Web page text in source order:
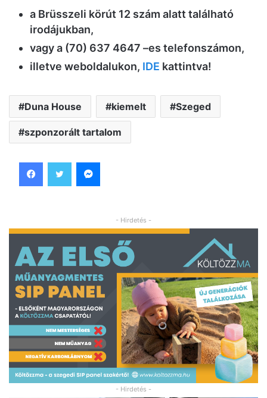
a Brüsszeli körút 12 szám alatt található
irodájukban,
vagy a (70) 637 4647 –es telefonszámon,
illetve weboldalukon, IDE kattintva!
Duna House kiemelt Szeged
szponzorált tartalom
- Hirdetés -
- Hirdetés -